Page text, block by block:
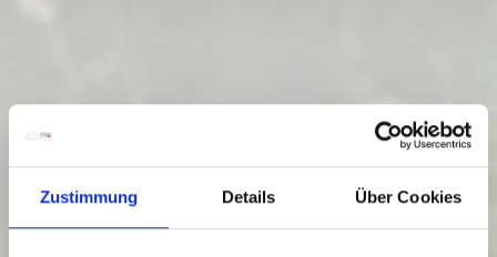
Zustimmung Details Über Cookies